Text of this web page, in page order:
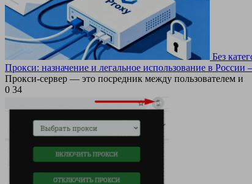
Без
Прокси: назначение и легальное использование в
Прокси-сервер — это посредник между пользователем и
0 34